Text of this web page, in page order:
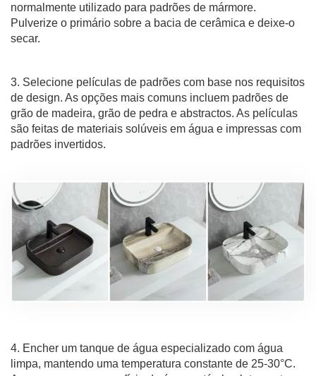
normalmente utilizado para padrões de mármore.
Pulverize o primário sobre a bacia de cerâmica e deixe-o
secar.
3. Selecione películas de padrões com base nos requisitos
de design. As opções mais comuns incluem padrões de
grão de madeira, grão de pedra e abstractos. As películas
são feitas de materiais solúveis em água e impressas com
padrões invertidos.
4. Encher um tanque de água especializado com água
limpa, mantendo uma temperatura constante de 25-30°C.